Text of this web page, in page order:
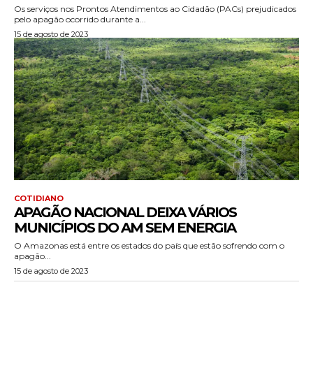
Os serviços nos Prontos Atendimentos ao Cidadão (PACs) prejudicados
pelo apagão ocorrido durante a...
15 de agosto de 2023
COTIDIANO
APAGÃO NACIONAL DEIXA VÁRIOS
MUNICÍPIOS DO AM SEM ENERGIA
O Amazonas está entre os estados do país que estão sofrendo com o
apagão...
15 de agosto de 2023